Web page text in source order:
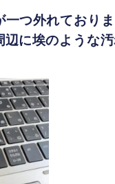
一つ外れており
辺に埃のような